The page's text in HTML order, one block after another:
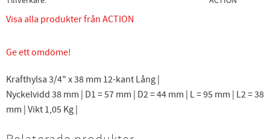
Visa alla produkter från ACTION
Ge ett omdöme!
Krafthylsa 3/4" x 38 mm 12-kant Lång |
Nyckelvidd 38 mm | D1 = 57 mm | D2 = 44 mm | L = 95 mm | L2 = 38
mm | Vikt 1,05 Kg |